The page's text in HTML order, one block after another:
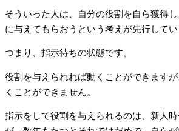
そういった人は、自分の役割を自ら獲得
に与えてもらおうという考えが先行してい
つまり、指示待ちの状態です。
役割を与えられれば動くことができます
くことができません。
指示をして役割を与えられるのは、新人